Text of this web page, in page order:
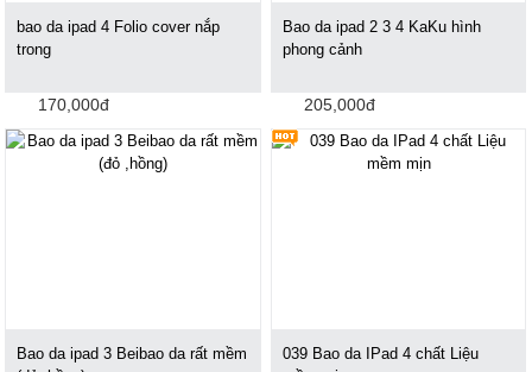
bao da ipad 4 Folio cover nắp
trong
170,000đ
Bao da ipad 2 3 4 KaKu hình
phong cảnh
205,000đ
Bao da ipad 3 Beibao da rất mềm
039 Bao da IPad 4 chất Liệu